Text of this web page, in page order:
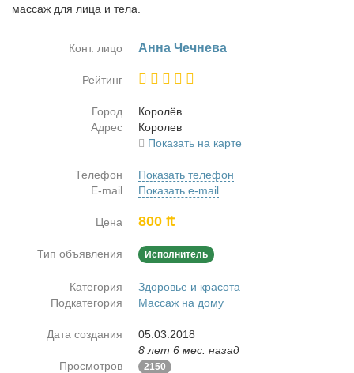
массаж для лица и тела.
Конт. лицо Ан­на Чеч­не­ва
Рейтинг
Город
Ко­ролёв
Адрес
Ко­ролев
Показать на карте
Телефон
Показать телефон
E-mail
Показать e-mail
Цена 800 ₶
Тип объявления Исполнитель
Категория
Здоровье и красота
Подкатегория
Массаж на дому
Дата создания
05.03.2018
8 лет 6 мес. назад
Просмотров
2150